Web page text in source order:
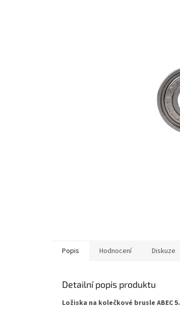
Popis Hodnocení Diskuze
Detailní popis produktu
Ložiska na kolečkové brusle ABEC 5.